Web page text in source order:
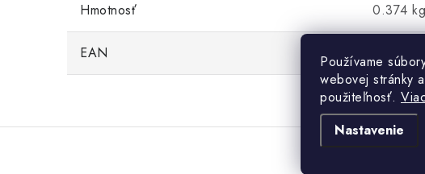
Používame
webovej stránky
použiteľnosť.
Nastavenie
Hmotnosť 0.374 kg
EAN 7340001800951